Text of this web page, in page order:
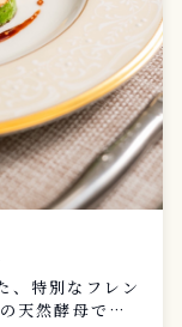
、特別なフレン
天然酵母で焼